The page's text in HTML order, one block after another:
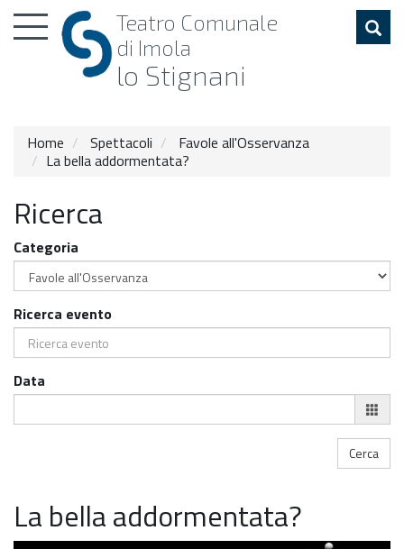
Toggle
navigation
Teatro Comunale
di Imola
lo Stignani
Home Spettacoli
Favole all'Osservanza
La bella addormentata?
Ricerca
Categoria
Ricerca evento
Data
La bella addormentata?